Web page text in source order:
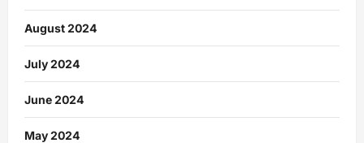
August 2024
July 2024
June 2024
May 2024